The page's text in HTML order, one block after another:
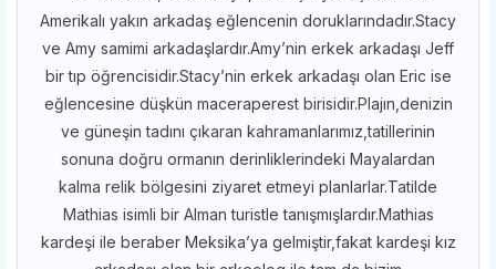
Amerikalı yakın arkadaş eğlencenin doruklarındadır.Stacy
ve Amy samimi arkadaşlardır.Amy’nin erkek arkadaşı Jeff
bir tıp öğrencisidir.Stacy’nin erkek arkadaşı olan Eric ise
eğlencesine düşkün maceraperest birisidir.Plajın,denizin
ve güneşin tadını çıkaran kahramanlarımız,tatillerinin
sonuna doğru ormanın derinliklerindeki Mayalardan
kalma relik bölgesini ziyaret etmeyi planlarlar.Tatilde
Mathias isimli bir Alman turistle tanışmışlardır.Mathias
kardeşi ile beraber Meksika’ya gelmiştir,fakat kardeşi kız